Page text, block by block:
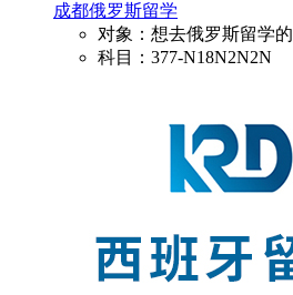
成都俄罗斯留学
对象：想去俄罗斯留学的
科目：377-N18N2N2N